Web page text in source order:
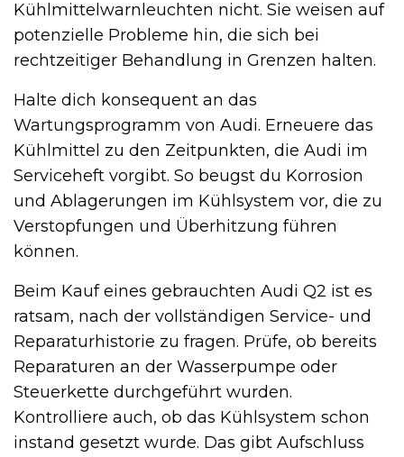
Kühlmittelwarnleuchten nicht. Sie weisen auf
potenzielle Probleme hin, die sich bei
rechtzeitiger Behandlung in Grenzen halten.
Halte dich konsequent an das
Wartungsprogramm von Audi. Erneuere das
Kühlmittel zu den Zeitpunkten, die Audi im
Serviceheft vorgibt. So beugst du Korrosion
und Ablagerungen im Kühlsystem vor, die zu
Verstopfungen und Überhitzung führen
können.
Beim Kauf eines gebrauchten Audi Q2 ist es
ratsam, nach der vollständigen Service- und
Reparaturhistorie zu fragen. Prüfe, ob bereits
Reparaturen an der Wasserpumpe oder
Steuerkette durchgeführt wurden.
Kontrolliere auch, ob das Kühlsystem schon
instand gesetzt wurde. Das gibt Aufschluss